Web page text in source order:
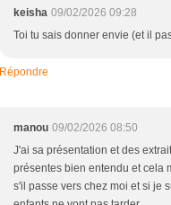
keisha 09/02/2026 09:28
Toi tu sais donner envie (et il
Répondre
manou 09/02/2026 08:50
J'ai sa présentation et des
présentes bien entendu et cela
s'il passe vers chez moi et si je